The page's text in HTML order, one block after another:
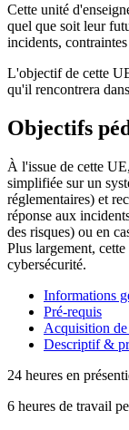
Cette unité
quel que soit leur
incidents,
L'objectif de cette
qu'il rencontrera
Objectifs
À l'issue de cette
simplifiée sur un
réglementaires) et
réponse aux
des risques) ou en
Plus largement,
cybersécurité.
Informations
Pré-requis
Acquisition
Descriptif &
24 heures en
6 heures de travail